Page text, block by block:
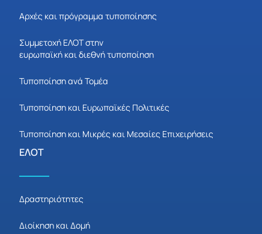
Αρχές και πρόγραμμα τυποποίησης
Συμμετοχή ΕΛΟΤ στην
ευρωπαϊκή και διεθνή τυποποίηση
Τυποποίηση ανά Τομέα
Τυποποίηση και Ευρωπαϊκές Πολιτικές
Τυποποίηση και Μικρές και Μεσαίες Επιχειρήσεις
ΕΛΟΤ
Δραστηριότητες
Διοίκηση και Δομή